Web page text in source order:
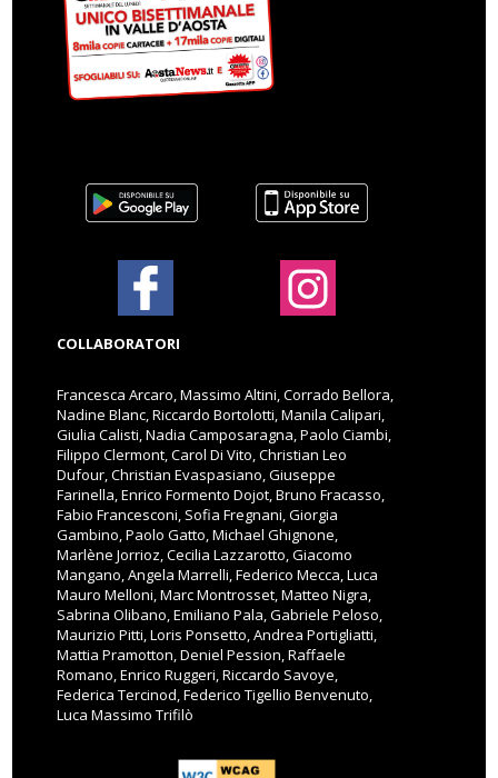
COLLABORATORI
Francesca Arcaro, Massimo Altini, Corrado Bellora,
Nadine Blanc, Riccardo Bortolotti, Manila Calipari,
Giulia Calisti, Nadia Camposaragna, Paolo Ciambi,
Filippo Clermont, Carol Di Vito, Christian Leo
Dufour, Christian Evaspasiano, Giuseppe
Farinella, Enrico Formento Dojot, Bruno Fracasso,
Fabio Francesconi, Sofia Fregnani, Giorgia
Gambino, Paolo Gatto, Michael Ghignone,
Marlène Jorrioz, Cecilia Lazzarotto, Giacomo
Mangano, Angela Marrelli, Federico Mecca, Luca
Mauro Melloni, Marc Montrosset, Matteo Nigra,
Sabrina Olibano, Emiliano Pala, Gabriele Peloso,
Maurizio Pitti, Loris Ponsetto, Andrea Portigliatti,
Mattia Pramotton, Deniel Pession, Raffaele
Romano, Enrico Ruggeri, Riccardo Savoye,
Federica Tercinod, Federico Tigellio Benvenuto,
Luca Massimo Trifilò